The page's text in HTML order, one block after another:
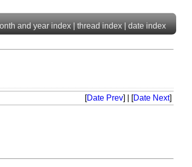
and year index|thread index|date index
[Date Prev] | [Date Next]